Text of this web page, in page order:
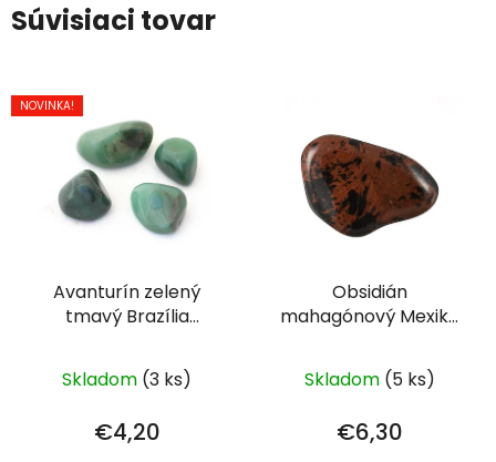
Súvisiaci tovar
NOVINKA!
Avanturín zelený
tmavý Brazília
(3-4,5 cm)
Skladom (3 ks)
€4,20
Obsidián
mahagónový Mexiko
(3-4,5 cm)
Skladom (5 ks)
€6,30